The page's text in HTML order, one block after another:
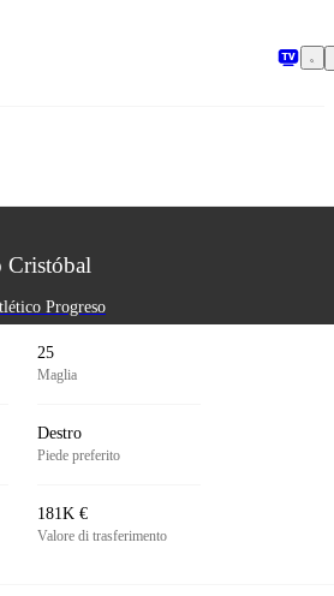
Cristóbal
Progreso
25
Maglia
Destro
Piede preferito
181K €
Valore di trasferimento